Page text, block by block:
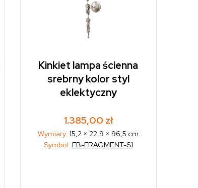
Kinkiet lampa ścienna
srebrny kolor styl
eklektyczny
1.385,00 zł
Wymiary:15,2 × 22,9 × 96,5 cm
Symbol: FB-FRAGMENT-S1